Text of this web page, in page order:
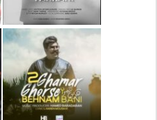
دانلود آهنگ جدید مهدی
یراحی بنام اسرار